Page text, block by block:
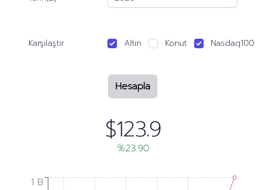
Karşılaştır Altın Konut Nasdaq100
Hesapla
$123.9
%23.90
1 B